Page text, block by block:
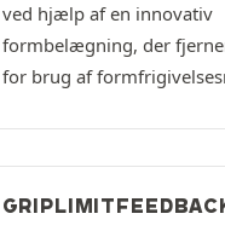
ved hjælp af en innovativ
formbelægning, der
for brug af